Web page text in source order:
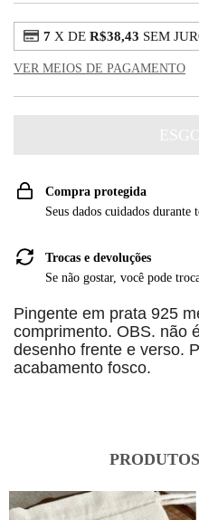
7 X DE R$38,43 SEM
VER MEIOS DE PAGAMENTO
Compra protegida
Seus dados cuidados durante
Trocas e devoluções
Se não gostar, você pode
Pingente em prata 925
comprimento. OBS. não
desenho frente e verso.
acabamento fosco.